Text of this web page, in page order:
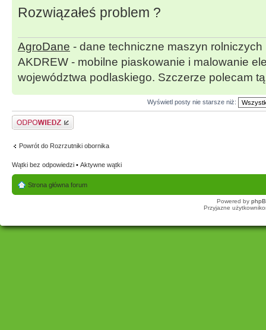
Rozwiązałeś problem ?
AgroDane - dane techniczne maszyn rolniczych
AKDREW - mobilne piaskowanie i malowanie
województwa podlaskiego. Szczerze polecam
Wyświetl posty nie starsze niż:
Odpowiedz
Powrót do Rozrzutniki obornika
Wątki bez odpowiedzi • Aktywne wątki
Strona główna forum
Powered by
Przyjazne